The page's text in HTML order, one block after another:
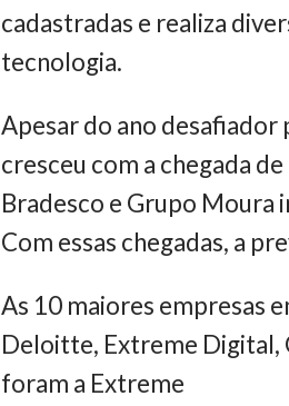
cadastradas e realiza
tecnologia.
Apesar do ano desafiador
cresceu com a chegada
Bradesco e Grupo Moura
Com essas chegadas, a
As 10 maiores empresas
Deloitte, Extreme Digital,
foram a Extreme